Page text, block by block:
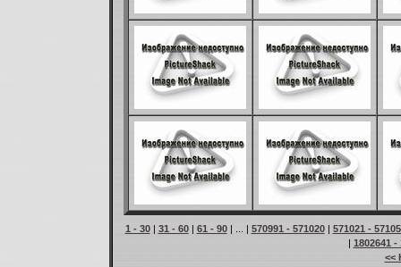
1 - 30| 31 - 60| 61 - 90| ... | 570991 - 571020| 571021 -
| 1802641 -
<<